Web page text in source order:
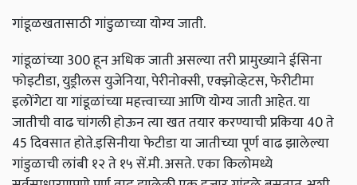
गांडूळखतासाठी गांडुळाच्या योग्य जाती.
गांडूळांच्या 300 हून अधिक जाती असल्या तरी प्रामुख्याने ईसिना
फोइटीडा, युड्रीलस युजेनिया, पेरीनोक्सी, एक्झोव्हेटस, फेरीटीमा
इलोंगेटा या गांडूळांच्या महत्त्वाच्या आणि योग्य जाती आहेत. या
जातीची वाढ चांगली होऊन त्या खत तयार करण्याची प्रकिया 40 ते
45 दिवसात होते.इसिनीया फेटीडा या जातीच्या पूर्ण वाढ झालेल्या
गांडुळाची लांबी १२ ते १५ सें.मी. असते. एका किलोमध्ये